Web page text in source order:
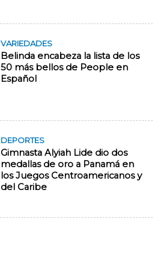
VARIEDADES
Belinda encabeza la lista de los
50 más bellos de People en
Español
DEPORTES
Gimnasta Alyiah Lide dio dos
medallas de oro a Panamá en
los Juegos Centroamericanos y
del Caribe